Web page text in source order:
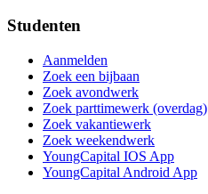
Studenten
Aanmelden
Zoek een bijbaan
Zoek avondwerk
Zoek parttimewerk (overdag)
Zoek vakantiewerk
Zoek weekendwerk
YoungCapital IOS App
YoungCapital Android App